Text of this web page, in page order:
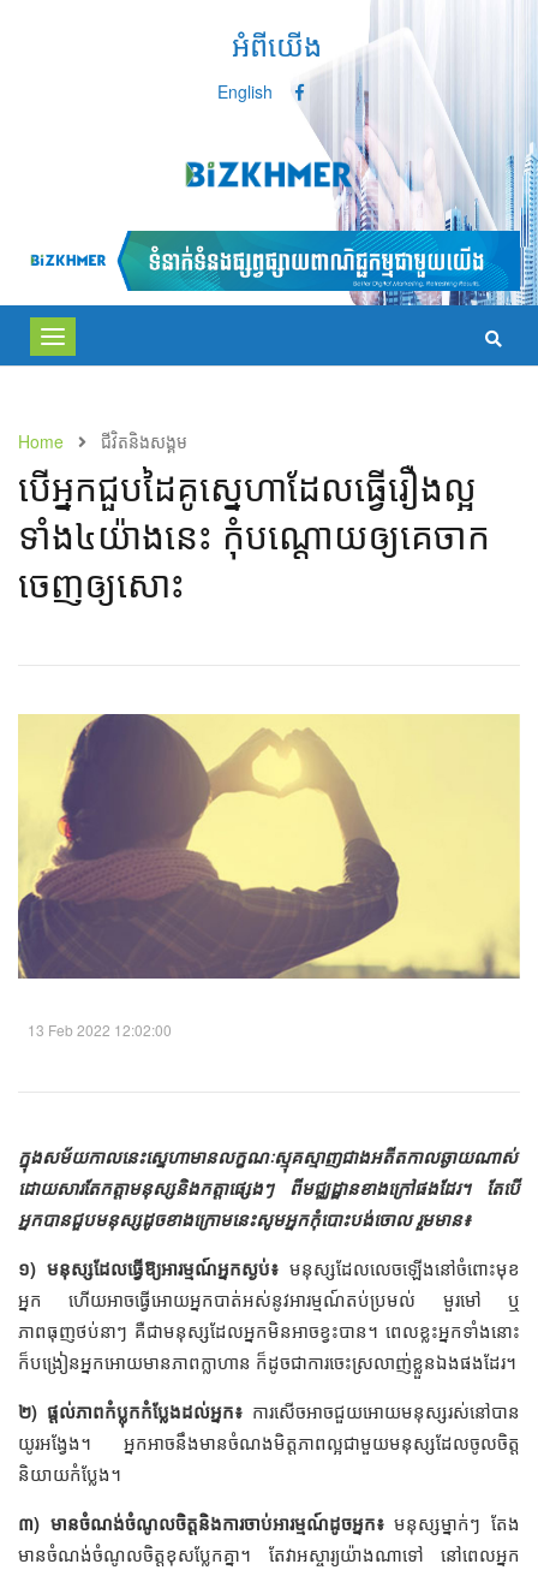
អំពីយើង
English
Toggle
navigation
Home ជីវិតនិងសង្គម
​បើ​អ្នក​ជួប​ដៃ​គូ​ស្នេហា​​ដែល​​ធ្វើ​រឿង​ល្អ​
ទាំង​៤យ៉ាង​នេះ ​​កុំ​បណ្ដោយ​ឲ្យ​គេ​ចាក
ចេញ​ឲ្យ​សោះ​​
13 Feb 2022 12:02:00
ក្នុងសម័យកាលនេះស្នេហាមានលក្ខណៈស្មុគស្មាញជាងអតីតកាលឆ្ងាយណាស់
ដោយសារតែកត្តាមនុស្សនិងកត្តាផ្សេងៗ ពីមជ្ឈដ្ឋានខាងក្រៅផងដែរ។ តែបើ
អ្នកបានជួបមនុស្សដូចខាងក្រោមនេះសូមអ្នកកុំបោះបង់ចោល រួមមាន៖
១) មនុស្សដែលធ្វើឱ្យអារម្មណ៍អ្នកស្ងប់៖ មនុស្សដែលលេចឡើងនៅចំពោះមុខ
អ្នក ហើយអាចធ្វើអោយអ្នកបាត់អស់នូវអារម្មណ៍តប់ប្រមល់ មួរមៅ ឬ
ភាពធុញថប់នាៗ គឺជាមនុស្សដែលអ្នកមិនអាចខ្វះបាន។ ពេលខ្លះអ្នកទាំងនោះ
ក៏បង្រៀនអ្នកអោយមានភាពក្លាហាន ក៏ដូចជាការចេះស្រលាញ់ខ្លួនឯងផងដែរ។
២) ផ្ដល់ភាពកំប្លុកកំប្លែងដល់អ្នក៖ ការសើចអាចជួយអោយមនុស្សរស់នៅបាន
យូរអង្វែង។ អ្នកអាចនឹងមានចំណងមិត្តភាពល្អជាមួយមនុស្សដែលចូលចិត្ត
និយាយកំប្លែង។
៣) មានចំណង់ចំណូលចិត្តនិងការចាប់អារម្មណ៍ដូចអ្នក៖មនុស្សម្នាក់ៗ តែង
មានចំណង់ចំណូលចិត្តខុសប្លែកគ្នា។ តែវាអស្ចារ្យយ៉ាងណាទៅ នៅពេលអ្នក